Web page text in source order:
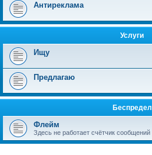
Антиреклама
Услуги
Ищу
Предлагаю
Беспредел
Флейм
Здесь не работает счётчик сообщений